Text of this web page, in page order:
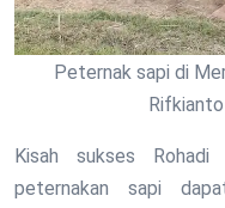
Peternak sapi di
Kisah sukses
peternakan sapi